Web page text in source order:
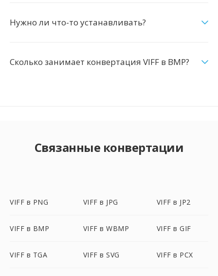
Нужно ли что-то устанавливать?
Сколько занимает конвертация VIFF в BMP?
Связанные конвертации
VIFF в PNG VIFF в JPG VIFF в JP2
VIFF в BMP VIFF в WBMP VIFF в GIF
VIFF в TGA VIFF в SVG VIFF в PCX